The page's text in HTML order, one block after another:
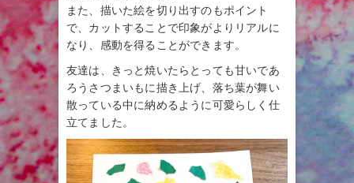
また、描いた絵を切り出すのもポイント
で、カットすることで印象がよりリアルに
なり、感動を得ることができます。
友達は、きっと焼いたらとっても甘いであ
ろうさつまいもに描き上げ、落ち葉が舞い
散っている中に納めるように可愛らしく仕
立てました。